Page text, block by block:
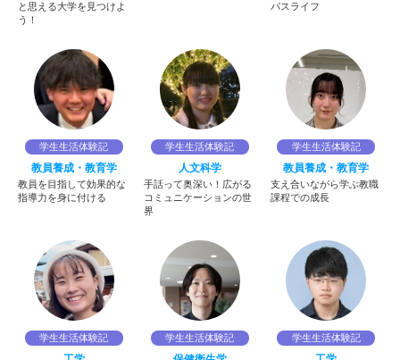
と思える大学を見つけよ
う！
パスライフ
学生生活体験記
教員養成・教育学
教員を目指して効果的な
指導力を身に付ける
学生生活体験記
人文科学
手話って奥深い！広がる
コミュニケーションの世
界
学生生活体験記
教員養成・教育学
支え合いながら学ぶ教職
課程での成長
学生生活体験記 学生生活体験記 学生生活体験記